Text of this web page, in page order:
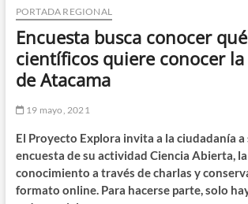
PORTADA REGIONAL
Encuesta busca conocer
científicos quiere conocer
de Atacama
19 mayo, 2021
El Proyecto Explora invita a la ciudadanía a
encuesta de su actividad Ciencia Abierta,
conocimiento a través de charlas y
formato online. Para hacerse parte, solo